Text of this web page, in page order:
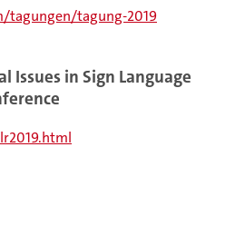
tagungen/tagung-2019
Issues in Sign Language